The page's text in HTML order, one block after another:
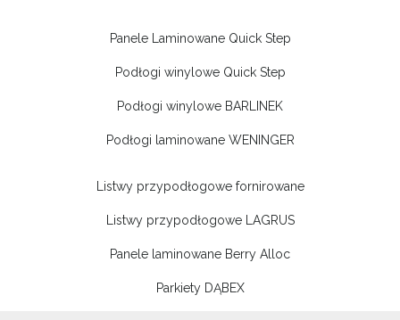
Panele Laminowane Quick Step
Podłogi winylowe Quick Step
Podłogi winylowe BARLINEK
Podłogi laminowane WENINGER
Listwy przypodłogowe fornirowane
Listwy przypodłogowe LAGRUS
Panele laminowane Berry Alloc
Parkiety DĄBEX